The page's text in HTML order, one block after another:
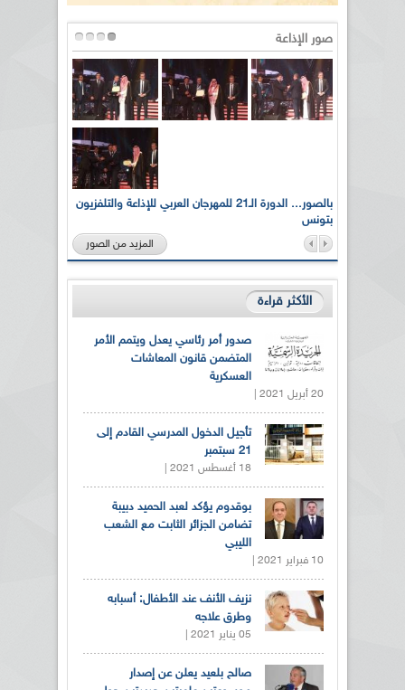
صور الإذاعة
بالصور... الدورة الـ21 للمهرجان العربي للإذاعة والتلفزيون
بتونس
المزيد من الصور
الأكثر قراءة
صدور أمر رئاسي يعدل ويتمم الأمر
المتضمن قانون المعاشات
العسكرية
20 أبريل 2021 |
تأجيل الدخول المدرسي القادم إلى
21 سبتمبر
18 أغسطس 2021 |
بوقدوم يؤكد لعبد الحميد دبيبة
تضامن الجزائر الثابت مع الشعب
الليبي
10 فبراير 2021 |
نزيف الأنف عند الأطفال: أسبابه
وطرق علاجه
05 يناير 2021 |
صالح بلعيد يعلن عن إصدار